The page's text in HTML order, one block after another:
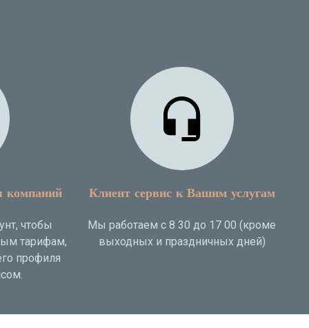
компаний
чтобы
тарифам,
профиля
Клиент сервис к Вашим услугам
Мы работаем с 8 30 до 17 00 (кроме
выходных и праздничных дней)